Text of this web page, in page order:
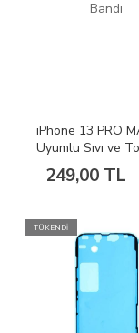
iPhone 13 PRO
Uyumlu Sıvı ve
Dayanıklılık
Bandı
249,00 TL
TÜKENDİ